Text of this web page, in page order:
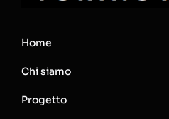
Home
Chi siamo
Progetto